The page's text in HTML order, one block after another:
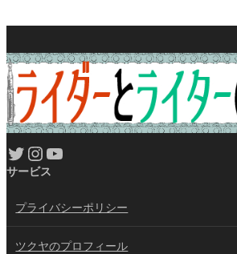
Twitter Instagram YouTube
サービス
プライバシーポリシー
ツクヤのプロフィール